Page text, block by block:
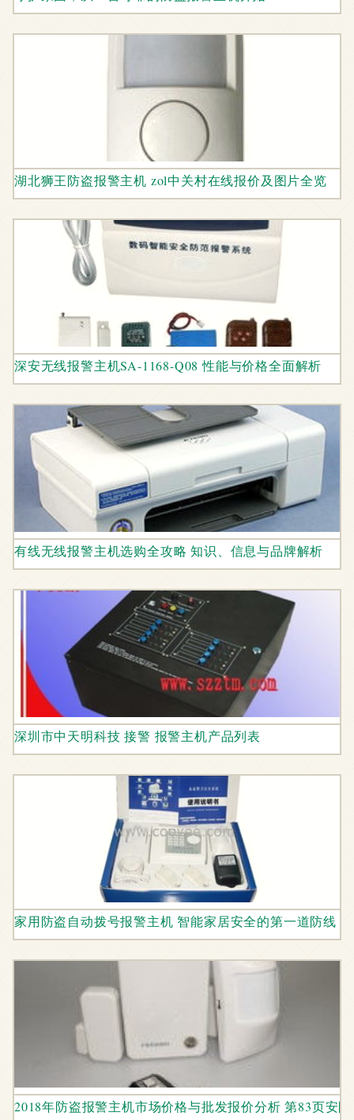
湖北狮王防盗报警主机 zol中关村在线报价及图片全览
深安无线报警主机SA-1168-Q08 性能与价格全面解析
有线无线报警主机选购全攻略 知识、信息与品牌解析
深圳市中天明科技 接警 报警主机产品列表
家用防盗自动拨号报警主机 智能家居安全的第一道防线
2018年防盗报警主机市场价格与批发报价分析 第83页安